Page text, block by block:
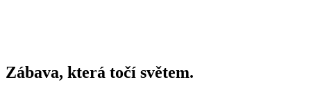
Zábava, která točí světem.